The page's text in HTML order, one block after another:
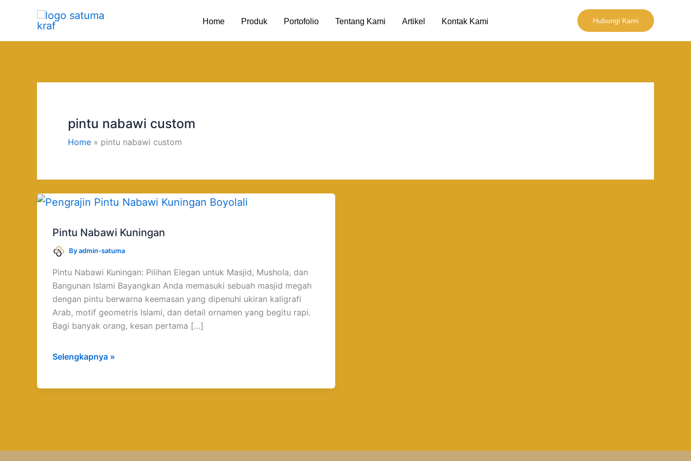
content
Home Produk Portofolio Tentang Kami Artikel Kontak Kami Hubungi Kami
pintu nabawi custom
Home pintu nabawi custom
Pintu Nabawi Kuningan
Byadmin-satuma
Pintu Nabawi Kuningan: Pilihan Elegan untuk Masjid, Mushola, dan
Bangunan Islami Bayangkan Anda memasuki sebuah masjid megah
dengan pintu berwarna keemasan yang dipenuhi ukiran kaligrafi
Arab, motif geometris Islami, dan detail ornamen yang begitu rapi.
Bagi banyak orang, kesan pertama […]
Pintu
Kuningan
Selengkapnya »